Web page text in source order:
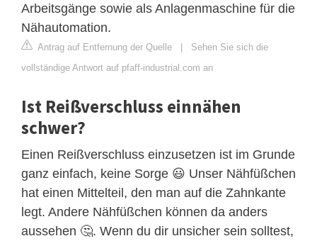
Arbeitsgänge sowie als Anlagenmaschine für die
Nähautomation.
Antrag auf Entfernung der Quelle | Sehen Sie sich die
vollständige Antwort auf pfaff-industrial.com an
Ist Reißverschluss einnähen
schwer?
Einen Reißverschluss einzusetzen ist im Grunde
ganz einfach, keine Sorge 😃 Unser Nähfüßchen
hat einen Mittelteil, den man auf die Zahnkante
legt. Andere Nähfüßchen können da anders
aussehen 🤔. Wenn du dir unsicher sein solltest,